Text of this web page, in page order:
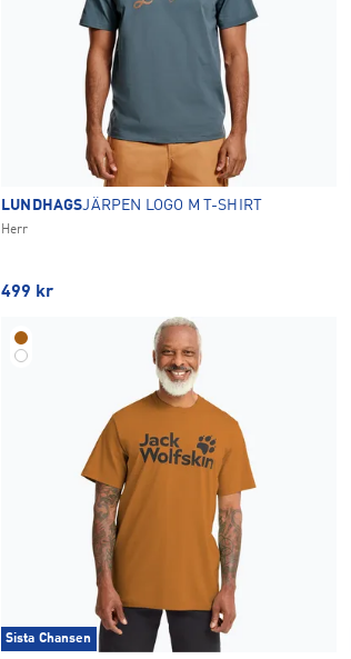
LUNDHAGSJÄRPEN LOGO M T-SHIRT
Herr
499 kr
Sista Chansen